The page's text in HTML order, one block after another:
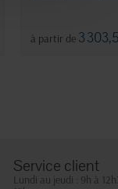
à partir de 3
Service client
Lundi au jeudi : 9h à